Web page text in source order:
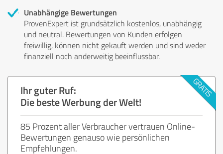
Unabhängige Bewertungen
ProvenExpert ist grundsätzlich kostenlos, unabhängig
und neutral. Bewertungen von Kunden erfolgen
freiwillig, können nicht gekauft werden und sind weder
finanziell noch anderweitig beeinflussbar.
Ihr guter Ruf:
Die beste Werbung der Welt!
85 Prozent aller Verbraucher vertrauen Online-
Bewertungen genauso wie persönlichen
Empfehlungen.